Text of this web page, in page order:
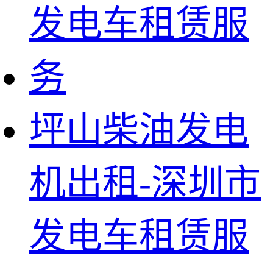
坪山柴油发电
机出租-深圳市
发电车租赁服